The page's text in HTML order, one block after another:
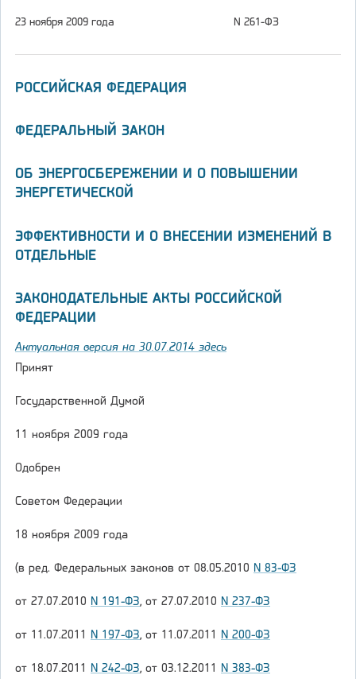
23 ноября 2009 года N 261-ФЗ
РОССИЙСКАЯ ФЕДЕРАЦИЯ
ФЕДЕРАЛЬНЫЙ ЗАКОН
ОБ ЭНЕРГОСБЕРЕЖЕНИИ И О ПОВЫШЕНИИ
ЭНЕРГЕТИЧЕСКОЙ
ЭФФЕКТИВНОСТИ И О ВНЕСЕНИИ ИЗМЕНЕНИЙ В
ОТДЕЛЬНЫЕ
ЗАКОНОДАТЕЛЬНЫЕ АКТЫ РОССИЙСКОЙ
ФЕДЕРАЦИИ
Актуальная версия на 30.07.2014 здесь
Принят
Государственной Думой
11 ноября 2009 года
Одобрен
Советом Федерации
18 ноября 2009 года
(в ред. Федеральных законов от 08.05.2010 N 83-ФЗ
от 27.07.2010 N 191-ФЗ, от 27.07.2010 N 237-ФЗ
от 11.07.2011 N 197-ФЗ, от 11.07.2011 N 200-ФЗ
от 18.07.2011 N 242-ФЗ, от 03.12.2011 N 383-ФЗ